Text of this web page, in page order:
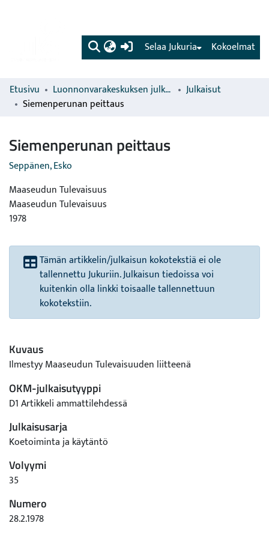
(current) Kokoelmat
Selaa Jukuria
Etusivu Luonnonvarakeskuksen julkaisut
Julkaisut
Siemenperunan peittaus
Siemenperunan peittaus
Seppänen, Esko
Maaseudun Tulevaisuus
Maaseudun Tulevaisuus
1978
Tämän artikkelin/julkaisun kokotekstiä ei ole
tallennettu Jukuriin. Julkaisun tiedoissa voi
kuitenkin olla linkki toisaalle tallennettuun
kokotekstiin.
Kuvaus
Ilmestyy Maaseudun Tulevaisuuden liitteenä
OKM-julkaisutyyppi
D1 Artikkeli ammattilehdessä
Julkaisusarja
Koetoiminta ja käytäntö
Volyymi
35
Numero
28.2.1978